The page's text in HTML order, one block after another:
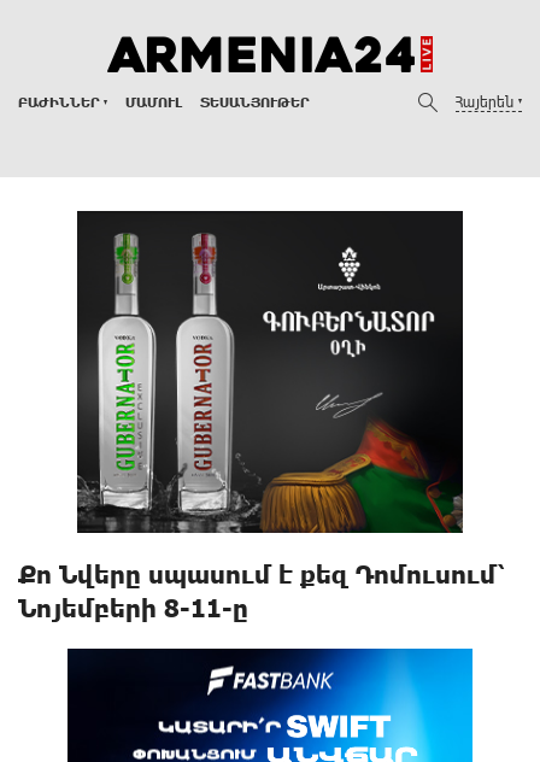
ԲԱԺԻՆՆԵՐ ՄԱՄՈՒԼ ՏԵՍԱՆՅՈՒԹԵՐ Հայերեն
Քո Նվերը սպասում է քեզ Դոմուսում՝
Նոյեմբերի 8-11-ը